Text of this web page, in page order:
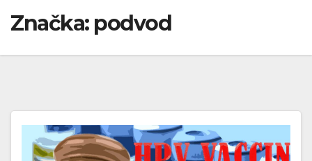
Značka: podvod